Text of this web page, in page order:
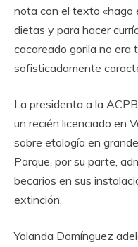
nota con el texto «hago
dietas y para hacer
cacareado gorila no era
sofisticadamente
La presidenta a la
un recién licenciado en
sobre etología en
Parque, por su parte,
becarios en sus
extinción.
Yolanda Domínguez